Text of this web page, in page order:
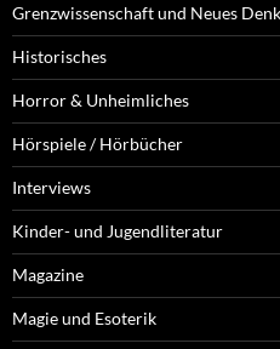
Grenzwissenschaft und Neues
Historisches
Horror & Unheimliches
Hörspiele / Hörbücher
Interviews
Kinder- und Jugendliteratur
Magazine
Magie und Esoterik